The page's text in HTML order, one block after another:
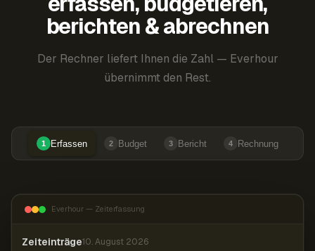
berichten & abrechnen
Der Rechner liefert Ihnen die Zahl — Everhour
übernimmt den Rest.
1 Erfassen 2 Budget 3 Bericht 4 Rechnung
Everhour — Zeiterfassung
Zeiteinträge10. August 2026